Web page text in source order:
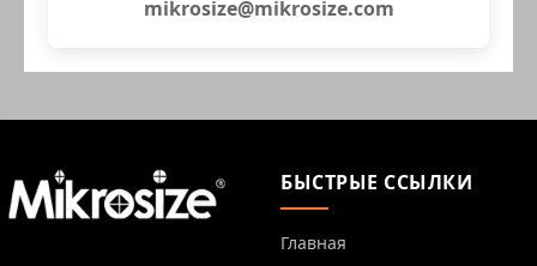
mikrosize@mikrosize.com
БЫСТРЫЕ ССЫЛКИ
Главная